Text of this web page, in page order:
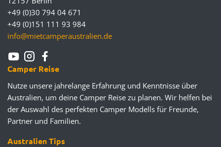
+49 (0)30 794 04 671
+49 (0)151 111 93 984
info@mietcamperaustralien.de
Camper Reise
Nutze unsere jahrelange Erfahrung und Kenntnisse über
Australien, um deine Camper Reise zu planen. Wir helfen bei
der Auswahl des perfekten Camper Modells für Freunde,
Partner und Familien.
Australien Tips